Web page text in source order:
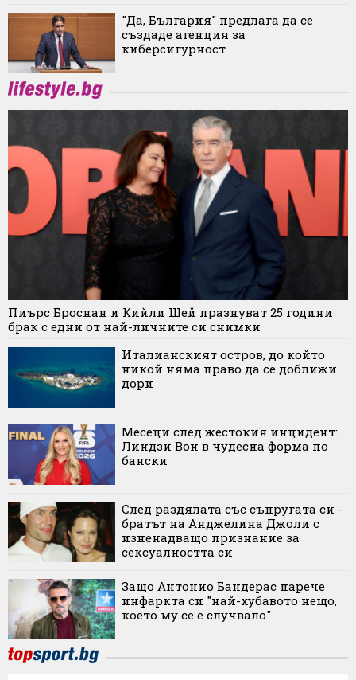
"Да, България" предлага да се
създаде агенция за
киберсигурност
Пиърс Броснан и Кийли Шей празнуват 25 години
брак с едни от най-личните си снимки
Италианският остров, до който
никой няма право да се доближи
дори
Месеци след жестокия инцидент:
Линдзи Вон в чудесна форма по
бански
След раздялата със съпругата си -
братът на Анджелина Джоли с
изненадващо признание за
сексуалността си
Защо Антонио Бандерас нарече
инфаркта си "най-хубавото нещо,
което му се е случвало"